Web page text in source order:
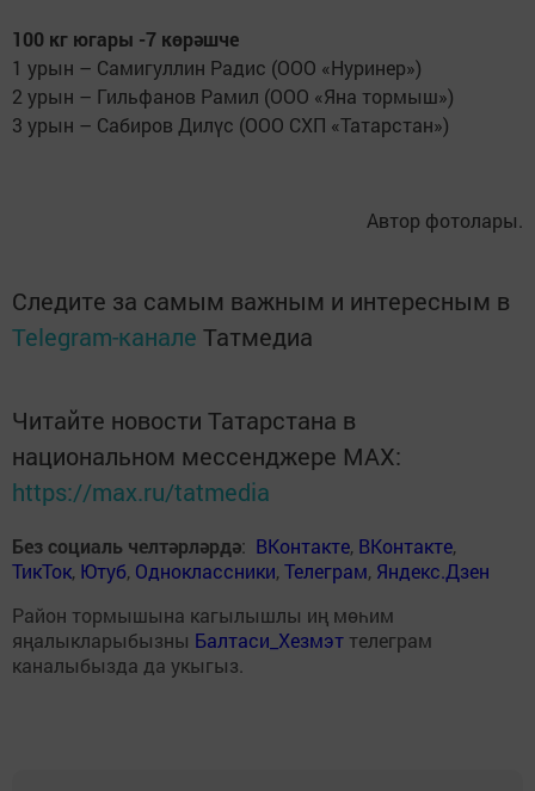
100 кг югары -7 көрәшче
1 урын – Самигуллин Радис (ООО «Нуринер»)
2 урын – Гильфанов Рамил (ООО «Яна тормыш»)
3 урын – Сабиров Дилүс (ООО СХП «Татарстан»)
Автор фотолары.
Следите за самым важным и интересным в
Telegram-канале Татмедиа
Читайте новости Татарстана в
национальном мессенджере MАХ:
https://max.ru/tatmedia
Без социаль челтәрләрдә: ВКонтакте, ВКонтакте,
ТикТок, Ютуб, Одноклассники,Телеграм, Яндекс.Дзен
Район тормышына кагылышлы иң мөһим
яңалыкларыбызны Балтаси_Хезмэт телеграм
каналыбызда да укыгыз.